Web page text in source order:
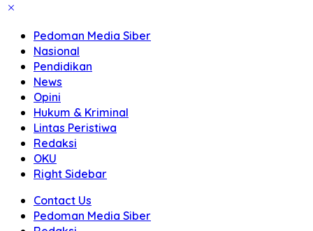
Pedoman Media Siber
Nasional
Pendidikan
News
Opini
Hukum & Kriminal
Lintas Peristiwa
Redaksi
OKU
Right Sidebar
Contact Us
Pedoman Media Siber